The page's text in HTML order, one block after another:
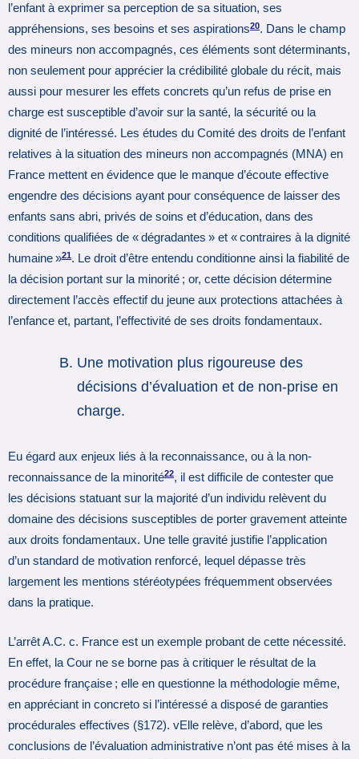
l’enfant à exprimer sa perception de sa situation, ses
appréhensions, ses besoins et ses aspirations20. Dans le champ
des mineurs non accompagnés, ces éléments sont déterminants,
non seulement pour apprécier la crédibilité globale du récit, mais
aussi pour mesurer les effets concrets qu’un refus de prise en
charge est susceptible d’avoir sur la santé, la sécurité ou la
dignité de l’intéressé. Les études du Comité des droits de l’enfant
relatives à la situation des mineurs non accompagnés (MNA) en
France mettent en évidence que le manque d’écoute effective
engendre des décisions ayant pour conséquence de laisser des
enfants sans abri, privés de soins et d’éducation, dans des
conditions qualifiées de « dégradantes » et « contraires à la dignité
humaine »21. Le droit d’être entendu conditionne ainsi la fiabilité de
la décision portant sur la minorité ; or, cette décision détermine
directement l’accès effectif du jeune aux protections attachées à
l’enfance et, partant, l’effectivité de ses droits fondamentaux.
Une motivation plus rigoureuse des
décisions d’évaluation et de non-prise en
charge.
Eu égard aux enjeux liés à la reconnaissance, ou à la non-
reconnaissance de la minorité22, il est difficile de contester que
les décisions statuant sur la majorité d’un individu relèvent du
domaine des décisions susceptibles de porter gravement atteinte
aux droits fondamentaux. Une telle gravité justifie l’application
d’un standard de motivation renforcé, lequel dépasse très
largement les mentions stéréotypées fréquemment observées
dans la pratique.
L’arrêt A.C. c. France est un exemple probant de cette nécessité.
En effet, la Cour ne se borne pas à critiquer le résultat de la
procédure française ; elle en questionne la méthodologie même,
en appréciant in concreto si l’intéressé a disposé de garanties
procédurales effectives (§172). vElle relève, d’abord, que les
conclusions de l’évaluation administrative n’ont pas été mises à la